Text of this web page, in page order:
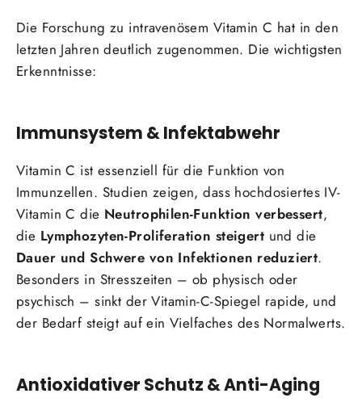
Die Forschung zu intravenösem Vitamin C hat in den
letzten Jahren deutlich zugenommen. Die wichtigsten
Erkenntnisse:
Immunsystem & Infektabwehr
Vitamin C ist essenziell für die Funktion von
Immunzellen. Studien zeigen, dass hochdosiertes IV-
Vitamin C die Neutrophilen-Funktion verbessert,
die Lymphozyten-Proliferation steigert und die
Dauer und Schwere von Infektionen reduziert.
Besonders in Stresszeiten – ob physisch oder
psychisch – sinkt der Vitamin-C-Spiegel rapide, und
der Bedarf steigt auf ein Vielfaches des Normalwerts.
Antioxidativer Schutz & Anti-Aging